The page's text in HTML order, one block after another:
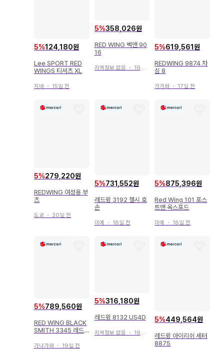
5%124,180원
Lee SPORT RED
WINGS 티셔츠 XL
지바 ・ 15일 전
5%358,026원
RED WING 벡맨 90
16
지역정보 없음 ・ 19일 전
5%619,561원
REDWING 9874 차
심 8
가가와 ・ 17일 전
5%279,220원
REDWING 여성용 부
츠
도쿄 ・ 20일 전
5%731,552원
레드윙 3192 첼시 호
손
미에 ・ 18일 전
5%875,396원
Red Wing 101 포스
트맨 옥스포드
미에 ・ 18일 전
5%789,560원
RED WING BLACK
SMITH 3345 레드
가나가와 ・ 19일 전
5%316,180원
레드윙 8132 US4D
지역정보 없음 ・ 19일 전
5%449,564원
레드윙 아이리쉬 세터
8875